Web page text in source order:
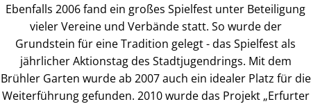
Ebenfalls 2006 fand ein großes Spielfest unter Beteiligung
vieler Vereine und Verbände statt. So wurde der
Grundstein für eine Tradition gelegt - das Spielfest als
jährlicher Aktionstag des Stadtjugendrings. Mit dem
Brühler Garten wurde ab 2007 auch ein idealer Platz für die
Weiterführung gefunden. 2010 wurde das Projekt „Erfurter